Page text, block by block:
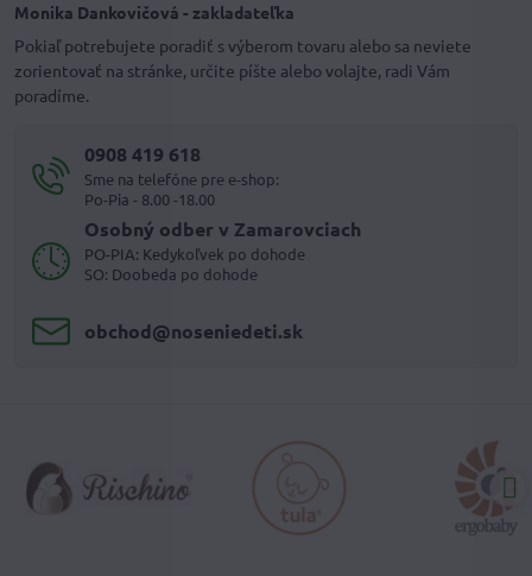
Monika Dankovičová - zakladateľka
Pokiaľ potrebujete poradiť s výberom tovaru alebo sa neviete
zorientovať na stránke, určite píšte alebo volajte, radi Vám
poradíme.
0908 419 618
Sme na telefóne pre e-shop:
Po-Pia - 8.00 -18.00
Osobný odber v Zamarovciach
PO-PIA: Kedykoľvek po dohode
SO: Doobeda po dohode
obchod​@noseniedeti​.sk